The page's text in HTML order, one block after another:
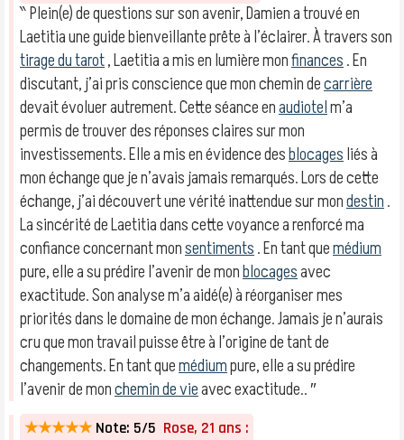
‶ Plein(e) de questions sur son avenir, Damien a trouvé en
Laetitia une guide bienveillante prête à l’éclairer. À travers son
tirage du tarot, Laetitia a mis en lumière monfinances. En
discutant, j’ai pris conscience que mon chemin decarrière
devait évoluer autrement. Cette séance enaudiotelm’a
permis de trouver des réponses claires sur mon
investissements. Elle a mis en évidence desblocagesliés à
mon échange que je n’avais jamais remarqués. Lors de cette
échange, j’ai découvert une vérité inattendue sur mondestin.
La sincérité de Laetitia dans cette voyance a renforcé ma
confiance concernant monsentiments. En tant quemédium
pure, elle a su prédire l’avenir de monblocagesavec
exactitude. Son analyse m’a aidé(e) à réorganiser mes
priorités dans le domaine de mon échange. Jamais je n’aurais
cru que mon travail puisse être à l’origine de tant de
changements. En tant quemédiumpure, elle a su prédire
l’avenir de monchemin de vieavec exactitude.. ″
★★★★★ Note: 5/5 Rose, 21 ans :